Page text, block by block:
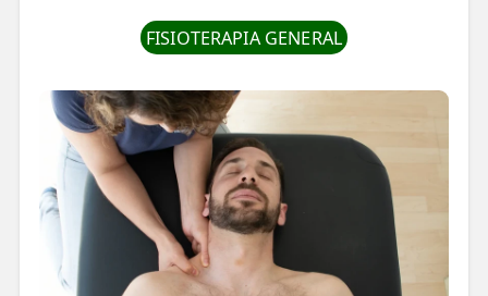
💆‍♀️ Tratamientos
📅 Pedir Cita
📰 Blog
🏢 Empresas
UBICACIONES
🔍 Buscador Clínicas
FISIOTERAPIA GENERAL